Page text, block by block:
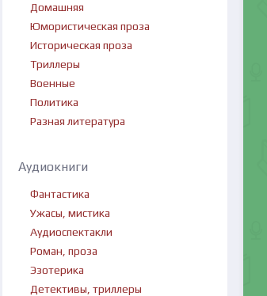
Домашняя
Юмористическая проза
Историческая проза
Триллеры
Военные
Политика
Разная литература
Аудиокниги
Фантастика
Ужасы, мистика
Аудиоспектакли
Роман, проза
Эзотерика
Детективы, триллеры